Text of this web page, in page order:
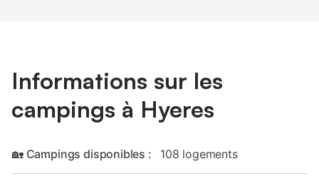
Informations sur les
campings à Hyeres
🏡 Campings disponibles : 108 logements